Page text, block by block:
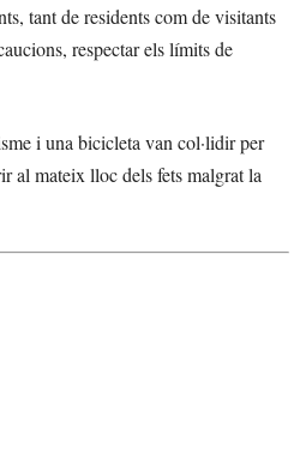
tant de residents com de visitants
respectar els límits de
i una bicicleta van col·lidir per
al mateix lloc dels fets malgrat la